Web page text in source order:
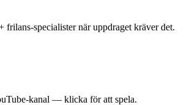
frilans-specialister när uppdraget kräver det.
kanal — klicka för att spela.